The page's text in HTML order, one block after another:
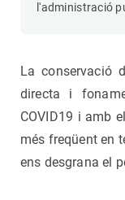
l'administració
La conservació
directa i
COVID19 i amb
més freqüent en
ens desgrana el